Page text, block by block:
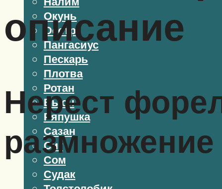
Окунь
Осетр
Пангасиус
Пескарь
Плотва
Ротан
Вьюн
Ряпушка
Сазан
Сиг
Сом
Судак
описание
Нерест